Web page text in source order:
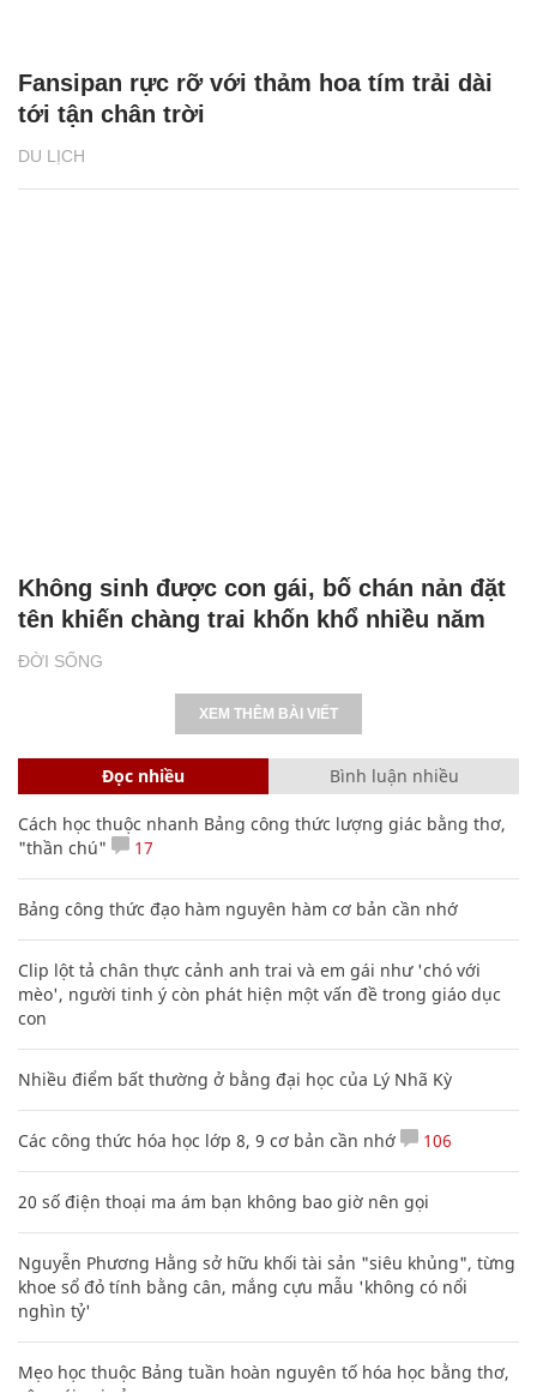
DU LỊCH
Fansipan rực rỡ với thảm hoa tím trải dài
tới tận chân trời
ĐỜI SỐNG
Không sinh được con gái, bố chán nản đặt
tên khiến chàng trai khốn khổ nhiều năm
XEM THÊM BÀI VIẾT
Đọc nhiều Bình luận nhiều
Cách học thuộc nhanh Bảng công thức lượng giác bằng thơ,
"thần chú"
17
Bảng công thức đạo hàm nguyên hàm cơ bản cần nhớ
Clip lột tả chân thực cảnh anh trai và em gái như 'chó với
mèo', người tinh ý còn phát hiện một vấn đề trong giáo dục
con
Nhiều điểm bất thường ở bằng đại học của Lý Nhã Kỳ
Các công thức hóa học lớp 8, 9 cơ bản cần nhớ 106
20 số điện thoại ma ám bạn không bao giờ nên gọi
Nguyễn Phương Hằng sở hữu khối tài sản "siêu khủng", từng
khoe sổ đỏ tính bằng cân, mắng cựu mẫu 'không có nổi
nghìn tỷ'
Mẹo học thuộc Bảng tuần hoàn nguyên tố hóa học bằng thơ,